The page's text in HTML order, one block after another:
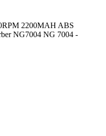
2200MAH ABS
NG7004 NG 7004 -